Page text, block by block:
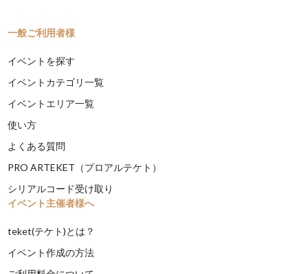
一般ご利用者様
イベントを探す
イベントカテゴリ一覧
イベントエリア一覧
使い方
よくある質問
PRO ARTEKET（プロアルテケト）
シリアルコード受け取り
イベント主催者様へ
teket(テケト)とは？
イベント作成の方法